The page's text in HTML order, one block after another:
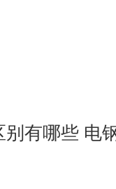
别有哪些 电